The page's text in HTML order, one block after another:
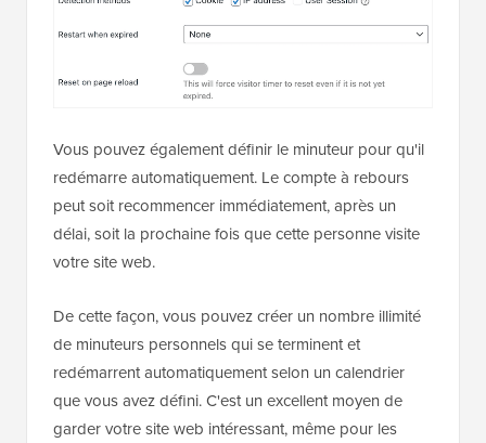
Vous pouvez également définir le minuteur pour qu'il
redémarre automatiquement. Le compte à rebours
peut soit recommencer immédiatement, après un
délai, soit la prochaine fois que cette personne visite
votre site web.
De cette façon, vous pouvez créer un nombre illimité
de minuteurs personnels qui se terminent et
redémarrent automatiquement selon un calendrier
que vous avez défini. C'est un excellent moyen de
garder votre site web intéressant, même pour les